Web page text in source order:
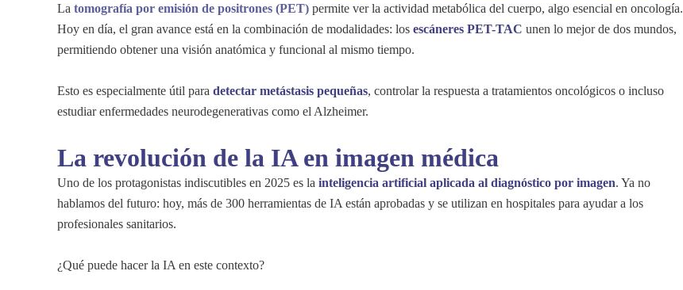
La tomografía por emisión de positrones (PET) permite ver la actividad metabólica del cuerpo, algo esencial en oncología.
Hoy en día, el gran avance está en la combinación de modalidades: los escáneres PET-TAC unen lo mejor de dos mundos,
permitiendo obtener una visión anatómica y funcional al mismo tiempo.
Esto es especialmente útil para detectar metástasis pequeñas, controlar la respuesta a tratamientos oncológicos o incluso
estudiar enfermedades neurodegenerativas como el Alzheimer.
La revolución de la IA en imagen médica
Uno de los protagonistas indiscutibles en 2025 es la inteligencia artificial aplicada al diagnóstico por imagen. Ya no
hablamos del futuro: hoy, más de 300 herramientas de IA están aprobadas y se utilizan en hospitales para ayudar a los
profesionales sanitarios.
¿Qué puede hacer la IA en este contexto?